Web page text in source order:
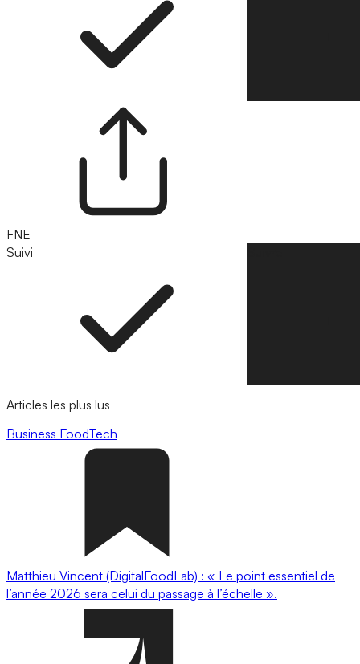
FNE
Suivi
Articles les plus lus
Business FoodTech
Matthieu Vincent (DigitalFoodLab) : « Le point essentiel de
l’année 2026 sera celui du passage à l’échelle ».